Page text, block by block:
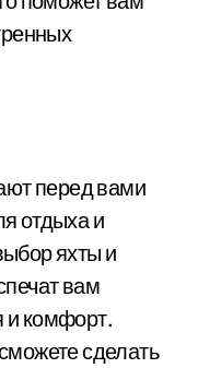
перед вами
отдыха и
яхты и
вам
и комфорт.
сделать